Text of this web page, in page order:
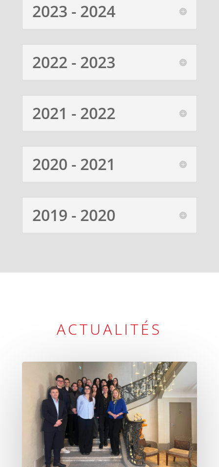
2023 - 2024
2022 - 2023
2021 - 2022
2020 - 2021
2019 - 2020
ACTUALITÉS